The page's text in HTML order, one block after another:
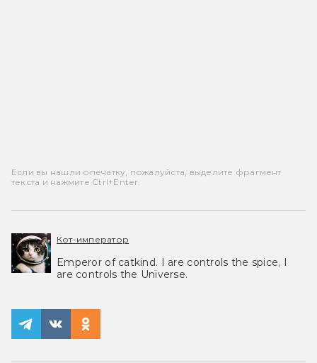
Если вы нашли опечатку, пожалуйста, выделите фрагмент
текста и нажмите Ctrl+Enter.
Кот-император
Emperor of catkind. I are controls the spice, I
are controls the Universe.